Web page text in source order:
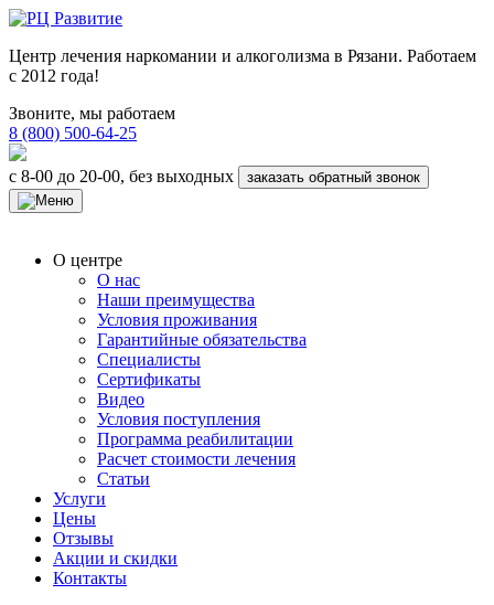
Центр лечения наркомании и алкоголизма в Рязани. Работаем
с 2012 года!
Звоните, мы работаем
8 (800) 500-64-25
с 8-00 до 20-00, без выходных заказать обратный звонок
О центре
О нас
Наши преимущества
Условия проживания
Гарантийные обязательства
Специалисты
Сертификаты
Видео
Условия поступления
Программа реабилитации
Расчет стоимости лечения
Статьи
Услуги
Цены
Отзывы
Акции и скидки
Контакты